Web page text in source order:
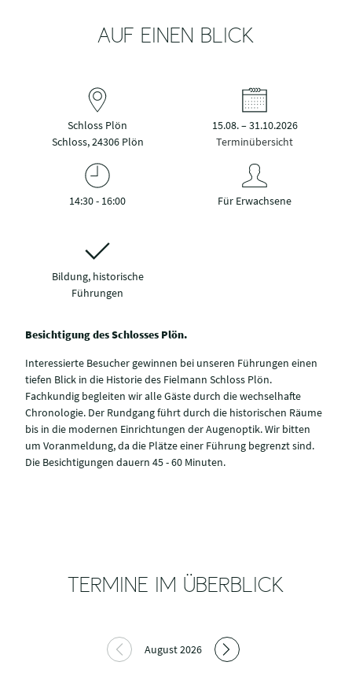
AUF EINEN BLICK
Schloss Plön
Schloss, 24306 Plön
15.08. – 31.10.2026
Terminübersicht
14:30 - 16:00 Für Erwachsene
Bildung, historische
Führungen
Besichtigung des Schlosses Plön.
Interessierte Besucher gewinnen bei unseren Führungen einen
tiefen Blick in die Historie des Fielmann Schloss Plön.
Fachkundig begleiten wir alle Gäste durch die wechselhafte
Chronologie. Der Rundgang führt durch die historischen Räume
bis in die modernen Einrichtungen der Augenoptik. Wir bitten
um Voranmeldung, da die Plätze einer Führung begrenzt sind.
Die Besichtigungen dauern 45 - 60 Minuten.
TERMINE IM ÜBERBLICK
August 2026